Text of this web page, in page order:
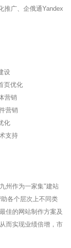
推广、企俄通Yandex
设
页优化
营销
营销
化
支持
州作为一家集"建站
各个层次上不同类
佳的网站制作方案及
而实现业绩倍增，市